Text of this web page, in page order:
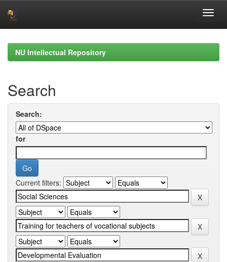
navigationNU Intellectual Repository
Search
Search:
for
Current filters: